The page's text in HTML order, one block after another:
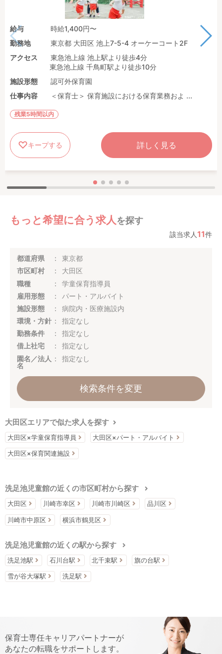
給与
時給1,400円〜
勤務地
東京都 大田区 池上7-5-4 オーケーコート2F
アクセス
東急池上線 池上駅より徒歩4分
東急池上線 千鳥町駅より徒歩10分
施設形態
認可外保育園
仕事内容
＜保育士＞ 保育施設における保育業務およ ...
残業5時間以内
キープする 詳しく見る
もっと希望に合う求人を探す
該当求人11件
都道府県
東京都
市区町村
大田区
職種
学童保育指導員
雇用形態
パート・アルバイト
施設形態
病院内・医療施設内
環境・方針
指定なし
勤務条件
指定なし
借上社宅
指定なし
園名／法人
名
指定なし
検索条件を変更
大田区エリアで似た求人を探す
大田区×学童保育指導員 大田区×パート・アルバイト
大田区×保育関連施設
洗足池児童館の近くの市区町村から探す
大田区 川崎市幸区 川崎市川崎区 品川区
川崎市中原区 横浜市鶴見区
洗足池児童館の近くの駅から探す
洗足池駅 石川台駅 北千束駅 旗の台駅
雪が谷大塚駅 洗足駅
保育士専任キャリアパートナーが
あなたの転職をサポートします。